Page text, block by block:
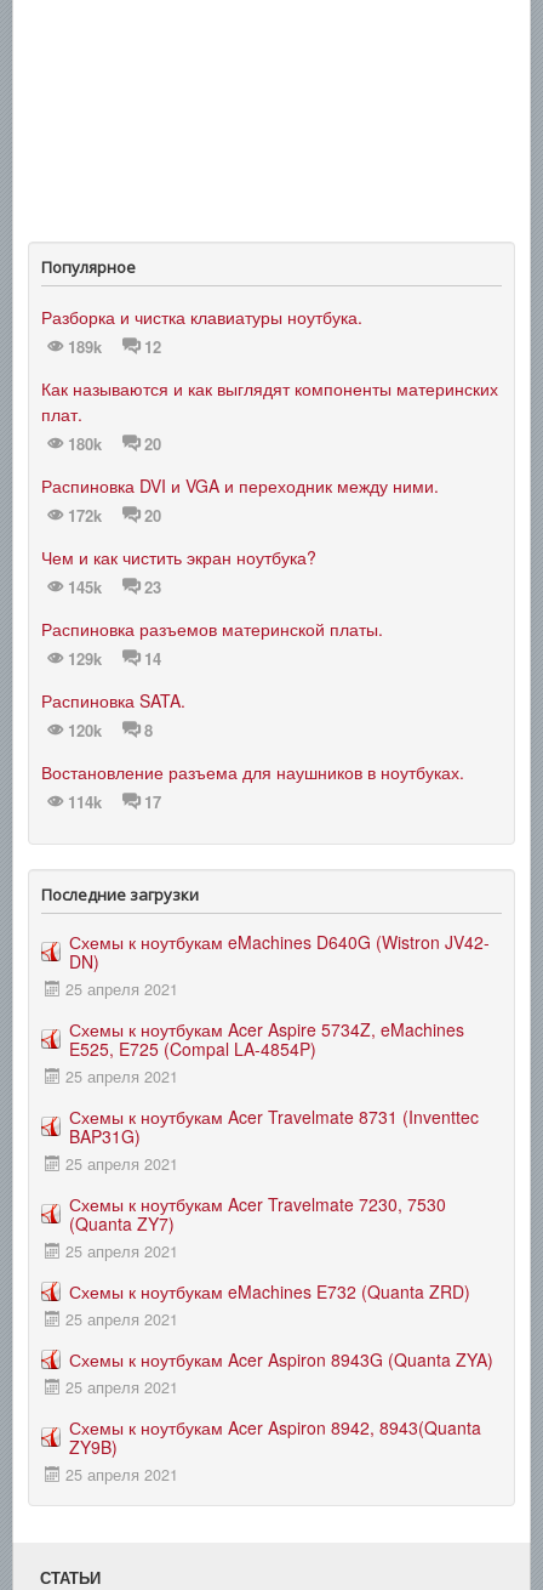
Популярное
Разборка и чистка клавиатуры ноутбука.
189k 12
Как называются и как выглядят компоненты материнских
плат.
180k 20
Распиновка DVI и VGA и переходник между ними.
172k 20
Чем и как чистить экран ноутбука?
145k 23
Распиновка разъемов материнской платы.
129k 14
Распиновка SATA.
120k 8
Востановление разъема для наушников в ноутбуках.
114k 17
Последние загрузки
Схемы к ноутбукам eMachines D640G (Wistron JV42-
DN)
25 апреля 2021
Схемы к ноутбукам Acer Aspire 5734Z, eMachines
E525, E725 (Compal LA-4854P)
25 апреля 2021
Схемы к ноутбукам Acer Travelmate 8731 (Inventtec
BAP31G)
25 апреля 2021
Схемы к ноутбукам Acer Travelmate 7230, 7530
(Quanta ZY7)
25 апреля 2021
Схемы к ноутбукам eMachines E732 (Quanta ZRD)
25 апреля 2021
Схемы к ноутбукам Acer Aspiron 8943G (Quanta ZYA)
25 апреля 2021
Схемы к ноутбукам Acer Aspiron 8942, 8943(Quanta
ZY9B)
25 апреля 2021
СТАТЬИ